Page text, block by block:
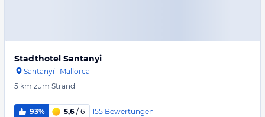
Stadthotel Santanyi
Santanyí· Mallorca
5 km zum Strand
93% 5,6 / 6 155 Bewertungen